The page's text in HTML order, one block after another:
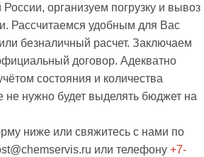
организуем погрузку и вывоз
Рассчитаемся удобным для Вас
безналичный расчет. Заключаем
договор. Адекватно
состояния и количества
не нужно будет выделять бюджет на
ниже или свяжитесь с нами по
или телефону +7-